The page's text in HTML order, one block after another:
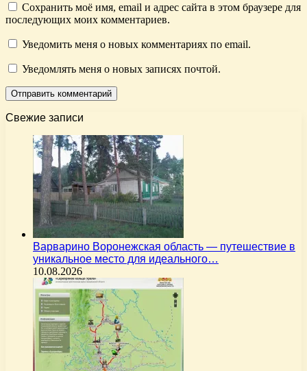
Сохранить моё имя, email и адрес сайта в этом браузере для
последующих моих комментариев.
Уведомить меня о новых комментариях по email.
Уведомлять меня о новых записях почтой.
Свежие записи
Варварино Воронежская область — путешествие в
уникальное место для идеального…
10.08.2026